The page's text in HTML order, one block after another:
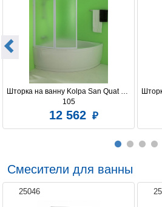
Шторка на ванну Kolpa San Quat TP
105
12 562
Смесители для ванны
25046